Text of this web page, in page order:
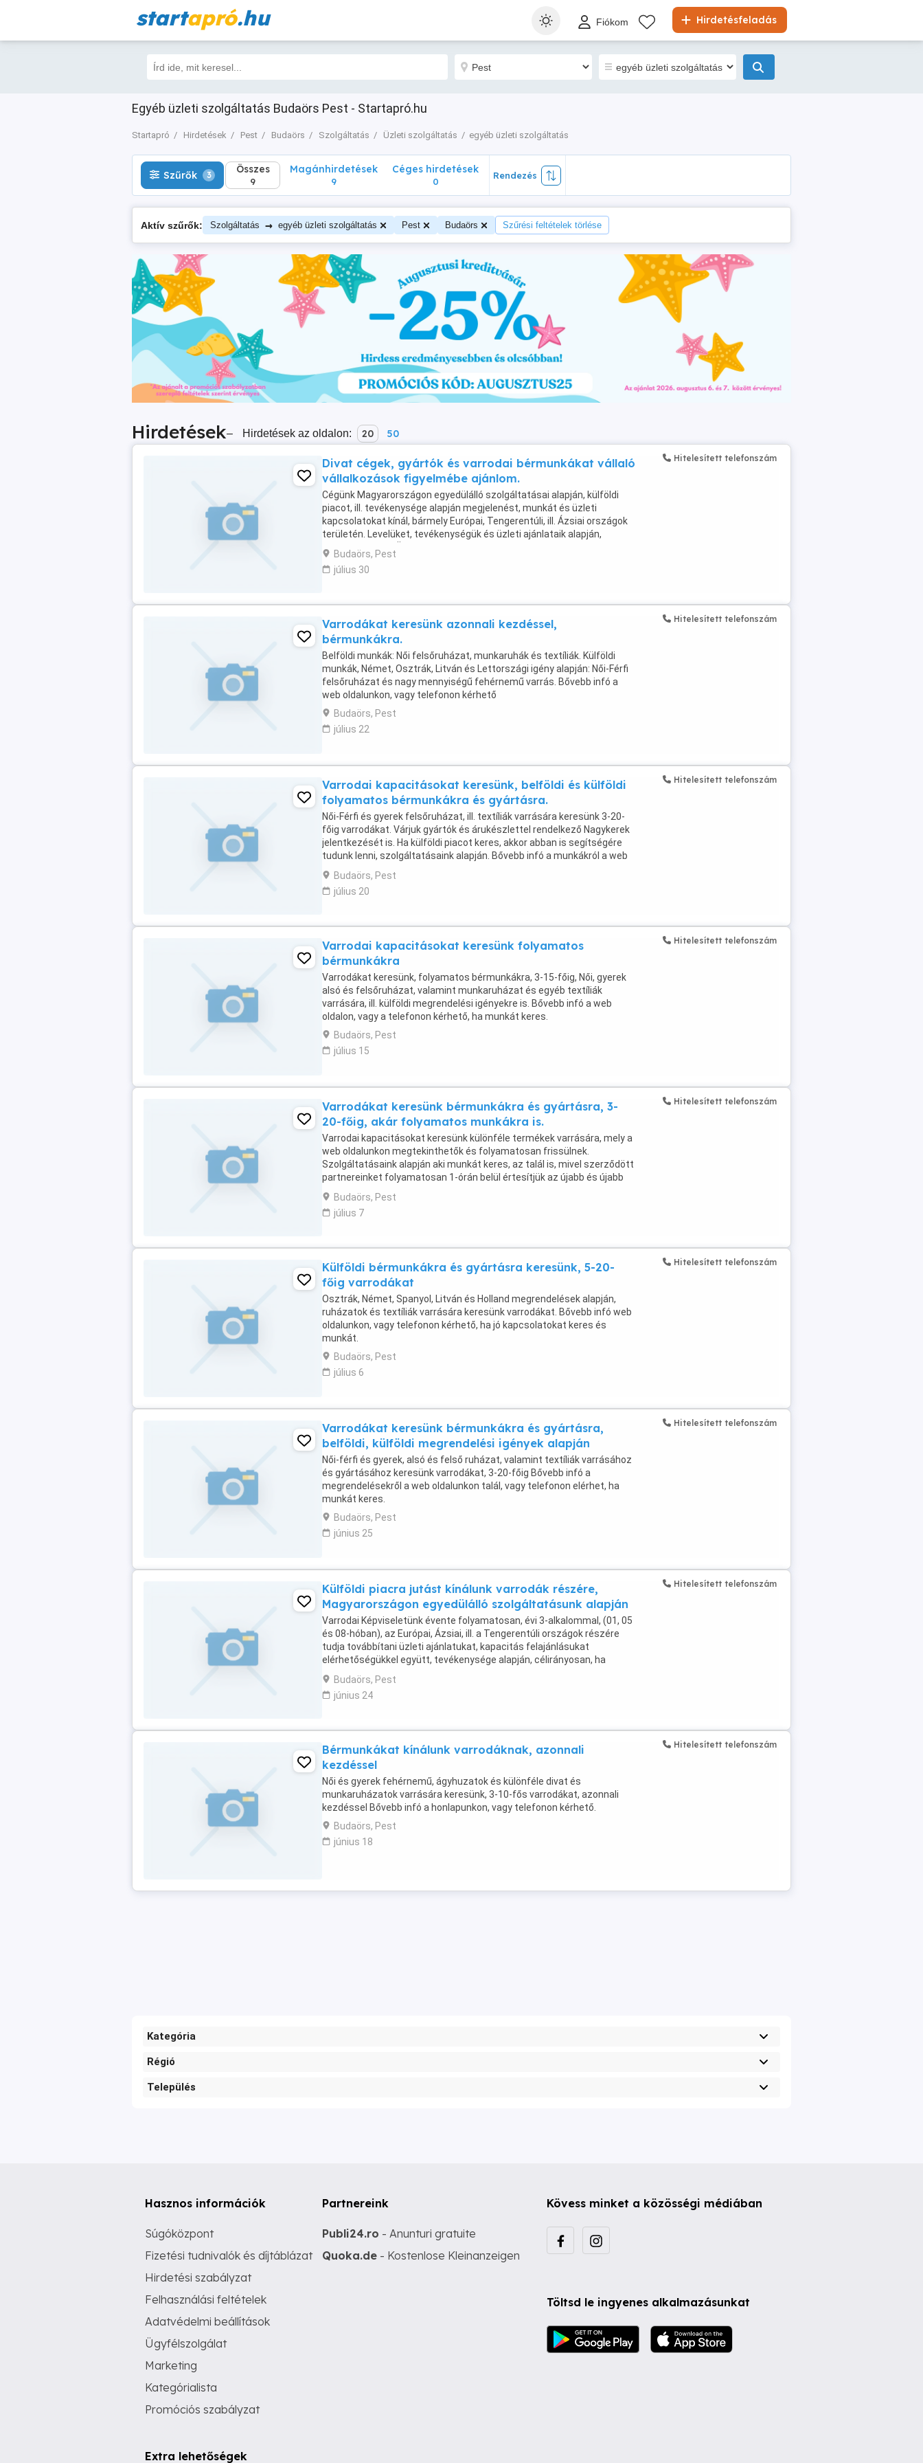
startapró.hu Hirdetésfeladás
Fiókom
Egyéb üzleti szolgáltatás Budaörs Pest - Startapró.hu
Startapró Hirdetések Pest Budaörs Szolgáltatás Üzleti szolgáltatás egyéb üzleti szolgáltatás
Szűrők 3 Összes
9
Szűrők 3 Összes
9
Magánhirdetések
9
Céges hirdetések
0
Rendezés
Aktív szűrők: Szolgáltatás → egyéb üzleti szolgáltatás Pest Budaörs Szűrési feltételek törlése
Hirdetések– Hirdetések az oldalon: 20 50
Divat cégek, gyártók és varrodai bérmunkákat vállaló
vállalkozások figyelmébe ajánlom.
Cégünk Magyarországon egyedülálló szolgáltatásai alapján, külföldi
piacot, ill. tevékenysége alapján megjelenést, munkát és üzleti
kapcsolatokat kínál, bármely Európai, Tengerentúli, ill. Ázsiai országok
területén. Levelüket, tevékenységük és üzleti ajánlataik alapján,
célirányosan, az Önök elérhetőségével ...
Budaörs, Pest
július 30
Hitelesített telefonszám
Varrodákat keresünk azonnali kezdéssel,
bérmunkákra.
Belföldi munkák: Női felsőruházat, munkaruhák és textíliák. Külföldi
munkák, Német, Osztrák, Litván és Lettországi igény alapján: Női-Férfi
felsőruházat és nagy mennyiségű fehérnemű varrás. Bővebb infó a
web oldalunkon, vagy telefonon kérhető
Budaörs, Pest
július 22
Hitelesített telefonszám
Varrodai kapacitásokat keresünk, belföldi és külföldi
folyamatos bérmunkákra és gyártásra.
Női-Férfi és gyerek felsőruházat, ill. textíliák varrására keresünk 3-20-
főig varrodákat. Várjuk gyártók és árukészlettel rendelkező Nagykerek
jelentkezését is. Ha külföldi piacot keres, akkor abban is segítségére
tudunk lenni, szolgáltatásaink alapján. Bővebb infó a munkákról a web
oldalunkon található, ...
Budaörs, Pest
július 20
Hitelesített telefonszám
Varrodai kapacitásokat keresünk folyamatos
bérmunkákra
Varrodákat keresünk, folyamatos bérmunkákra, 3-15-főig, Női, gyerek
alsó és felsőruházat, valamint munkaruházat és egyéb textíliák
varrására, ill. külföldi megrendelési igényekre is. Bővebb infó a web
oldalon, vagy a telefonon kérhető, ha munkát keres.
Budaörs, Pest
július 15
Hitelesített telefonszám
Varrodákat keresünk bérmunkákra és gyártásra, 3-
20-főig, akár folyamatos munkákra is.
Varrodai kapacitásokat keresünk különféle termékek varrására, mely a
web oldalunkon megtekinthetők és folyamatosan frissülnek.
Szolgáltatásaink alapján aki munkát keres, az talál is, mivel szerződött
partnereinket folyamatosan 1-órán belül értesítjük az újabb és újabb
megrendelési igényekről, mely alapján ...
Budaörs, Pest
július 7
Hitelesített telefonszám
Külföldi bérmunkákra és gyártásra keresünk, 5-20-
főig varrodákat
Osztrák, Német, Spanyol, Litván és Holland megrendelések alapján,
ruházatok és textíliák varrására keresünk varrodákat. Bővebb infó web
oldalunkon, vagy telefonon kérhető, ha jó kapcsolatokat keres és
munkát.
Budaörs, Pest
július 6
Hitelesített telefonszám
Varrodákat keresünk bérmunkákra és gyártásra,
belföldi, külföldi megrendelési igények alapján
Női-férfi és gyerek, alsó és felső ruházat, valamint textíliák varrásához
és gyártásához keresünk varrodákat, 3-20-főig Bővebb infó a
megrendelésekről a web oldalunkon talál, vagy telefonon elérhet, ha
munkát keres.
Budaörs, Pest
június 25
Hitelesített telefonszám
Külföldi piacra jutást kínálunk varrodák részére,
Magyarországon egyedülálló szolgáltatásunk alapján
Varrodai Képviseletünk évente folyamatosan, évi 3-alkalommal, (01, 05
és 08-hóban), az Európai, Ázsiai, ill. a Tengerentúli országok részére
tudja továbbítani üzleti ajánlatukat, kapacitás felajánlásukat
elérhetőségükkel együtt, tevékenysége alapján, célirányosan, ha
külföldi munkát, ill. kapcsolatokat ...
Budaörs, Pest
június 24
Hitelesített telefonszám
Bérmunkákat kínálunk varrodáknak, azonnali
kezdéssel
Női és gyerek fehérnemű, ágyhuzatok és különféle divat és
munkaruházatok varrására keresünk, 3-10-fős varrodákat, azonnali
kezdéssel Bővebb infó a honlapunkon, vagy telefonon kérhető.
Budaörs, Pest
június 18
Hitelesített telefonszám
Kategória
Régió
Település
Hasznos információk
Súgóközpont
Fizetési tudnivalók és díjtáblázat
Hirdetési szabályzat
Felhasználási feltételek
Adatvédelmi beállítások
Ügyfélszolgálat
Marketing
Kategórialista
Promóciós szabályzat
Extra lehetőségek
Partnereink
Publi24.ro - Anunturi gratuite
Quoka.de - Kostenlose Kleinanzeigen
Kövess minket a közösségi médiában
Töltsd le ingyenes alkalmazásunkat